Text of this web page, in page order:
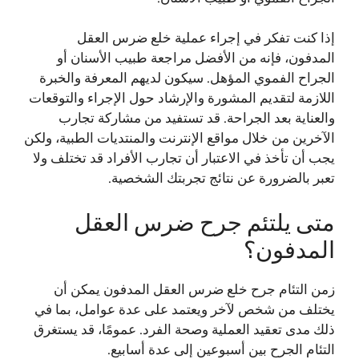
إذا كنت تفكر في إجراء عملية خلع ضرس العقل
المدفون، فإنه من الأفضل مراجعة طبيب الأسنان أو
الجراح الفموي المؤهل. سيكون لديهم المعرفة والخبرة
اللازمة لتقديم المشورة والإرشاد حول الإجراء والتوقعات
والعناية بعد الجراحة. قد تستفيد من مشاركة تجارب
الآخرين من خلال مواقع الإنترنت والمنتديات الطبية، ولكن
يجب أن تأخذ في الاعتبار أن تجارب الأفراد قد تختلف ولا
تعبر بالضرورة عن نتائج تجربتك الشخصية.
متى يلتئم جرح ضرس العقل
المدفون؟
زمن التئام جرح خلع ضرس العقل المدفون يمكن أن
يختلف من شخص لآخر ويعتمد على عدة عوامل، بما في
ذلك مدى تعقيد العملية وصحة الفرد. عمومًا، قد يستغرق
التئام الجرح بين أسبوعين إلى عدة أسابيع.